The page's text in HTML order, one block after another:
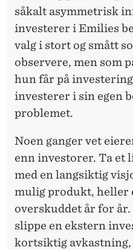
såkalt asymmetrisk
investerer i Emilies
valg i stort og smått
observere, men som
hun får på
investerer i sin egen
problemet.
Noen ganger vet
enn investorer. Ta et
med en langsiktig
mulig produkt, heller
overskuddet år for
slippe en ekstern
kortsiktig